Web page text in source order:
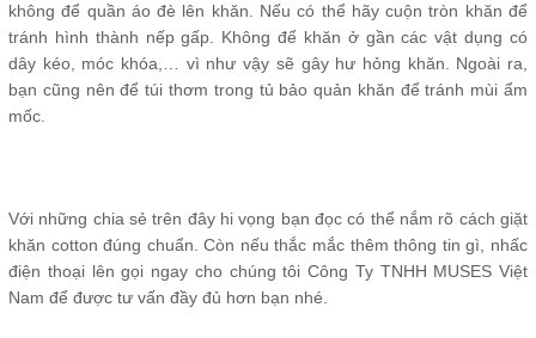
không để quần áo đè lên khăn. Nếu có thể hãy cuộn tròn khăn để
tránh hình thành nếp gấp. Không để khăn ở gần các vật dụng có
dây kéo, móc khóa,… vì như vậy sẽ gây hư hỏng khăn. Ngoài ra,
bạn cũng nên để túi thơm trong tủ bảo quản khăn để tránh mùi ẩm
mốc.
Với những chia sẻ trên đây hi vọng bạn đọc có thể nắm rõ cách giặt
khăn cotton đúng chuẩn. Còn nếu thắc mắc thêm thông tin gì, nhấc
điện thoại lên gọi ngay cho chúng tôi Công Ty TNHH MUSES Việt
Nam để được tư vấn đầy đủ hơn bạn nhé.